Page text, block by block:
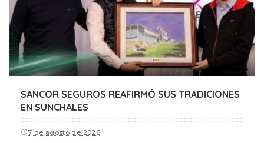
SANCOR SEGUROS REAFIRMÓ SUS TRADICIONES
EN SUNCHALES
7 de agosto de 2026